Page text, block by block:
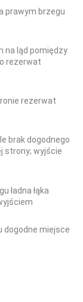
prawym brzegu
na ląd pomiędzy
rezerwat
rezerwat
brak dogodnego
strony; wyjście
ładna łąka
dogodne miejsce